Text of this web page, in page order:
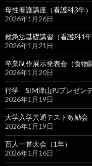
母性看護講座（看護科3年）
2026年1月26日
救急法基礎講習（看護科1年
2026年1月21日
卒業制作展示発表会（食物
2026年1月20日
行学 SIM津山PJプレゼン
2026年1月19日
大学入学共通テスト激励会
2026年1月19日
百人一首大会（1年）
2026年1月16日